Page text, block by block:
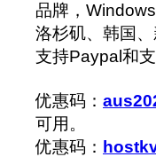
品牌，
洛杉矶、韩国
支持Paypal和
优惠码：
可用。
优惠码：